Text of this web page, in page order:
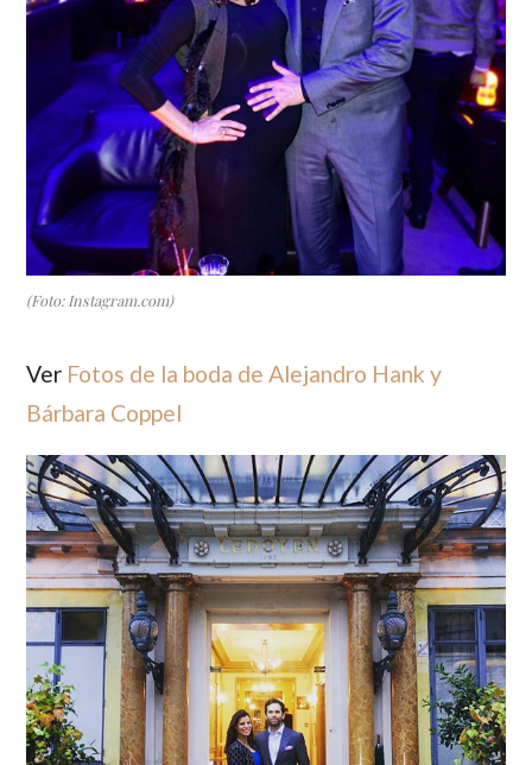
(Foto: Instagram.com)
Ver Fotos de la boda de Alejandro Hank y
Bárbara Coppel